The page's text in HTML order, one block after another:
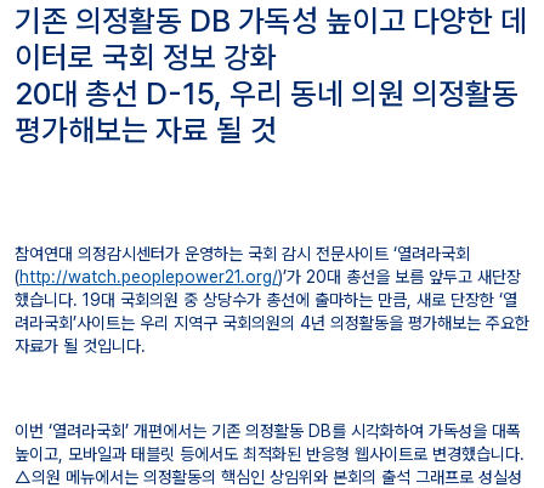
기존 의정활동 DB 가독성 높이고 다양한 데
이터로 국회 정보 강화
20대 총선 D-15, 우리 동네 의원 의정활동
평가해보는 자료 될 것
참여연대 의정감시센터가 운영하는 국회 감시 전문사이트 ‘열려라국회
(http://watch.peoplepower21.org/)’가 20대 총선을 보름 앞두고 새단장
했습니다. 19대 국회의원 중 상당수가 총선에 출마하는 만큼, 새로 단장한 ‘열
려라국회’사이트는 우리 지역구 국회의원의 4년 의정활동을 평가해보는 주요한
자료가 될 것입니다.
이번 ‘열려라국회’ 개편에서는 기존 의정활동 DB를 시각화하여 가독성을 대폭
높이고, 모바일과 태블릿 등에서도 최적화된 반응형 웹사이트로 변경했습니다.
△의원 메뉴에서는 의정활동의 핵심인 상임위와 본회의 출석 그래프로 성실성